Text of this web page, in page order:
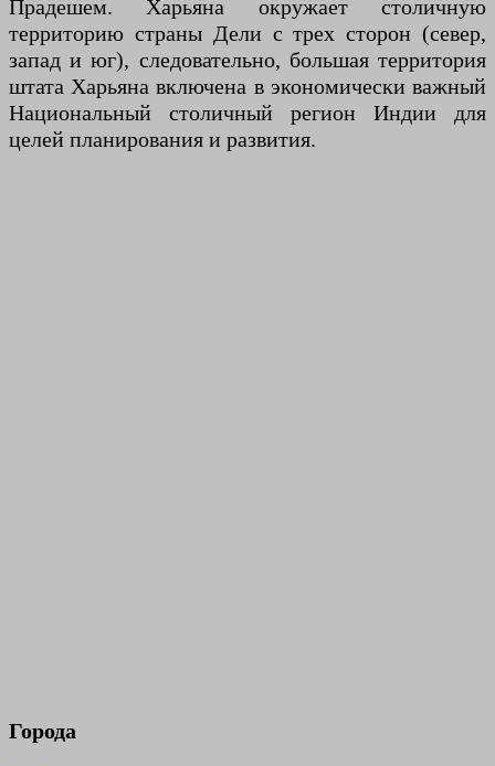
Прадешем. Харьяна окружает столичную
территорию страны Дели с трех сторон (север,
запад и юг), следовательно, большая территория
штата Харьяна включена в экономически важный
Национальный столичный регион Индии для
целей планирования и развития.
Города